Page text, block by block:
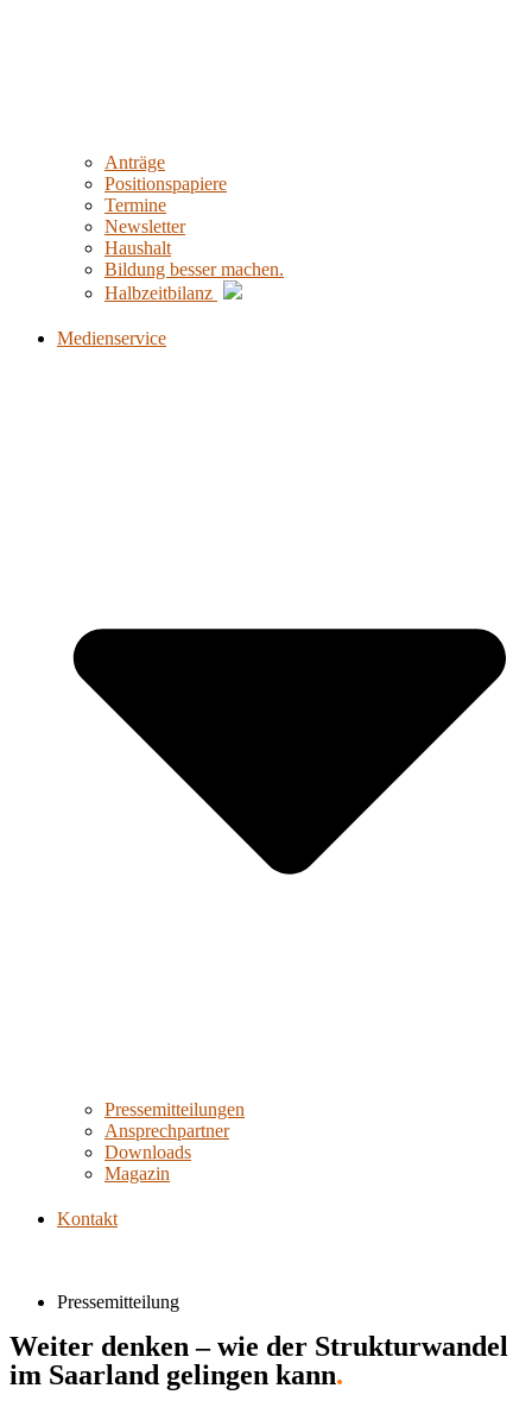
Anträge
Positionspapiere
Termine
Newsletter
Haushalt
Bildung besser machen.
Halbzeitbilanz
Medienservice
Pressemitteilungen
Ansprechpartner
Downloads
Magazin
Kontakt
Pressemitteilung
Weiter denken – wie der Strukturwandel
im Saarland gelingen kann.